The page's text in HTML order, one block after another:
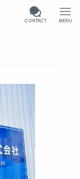
CONTACT MENU